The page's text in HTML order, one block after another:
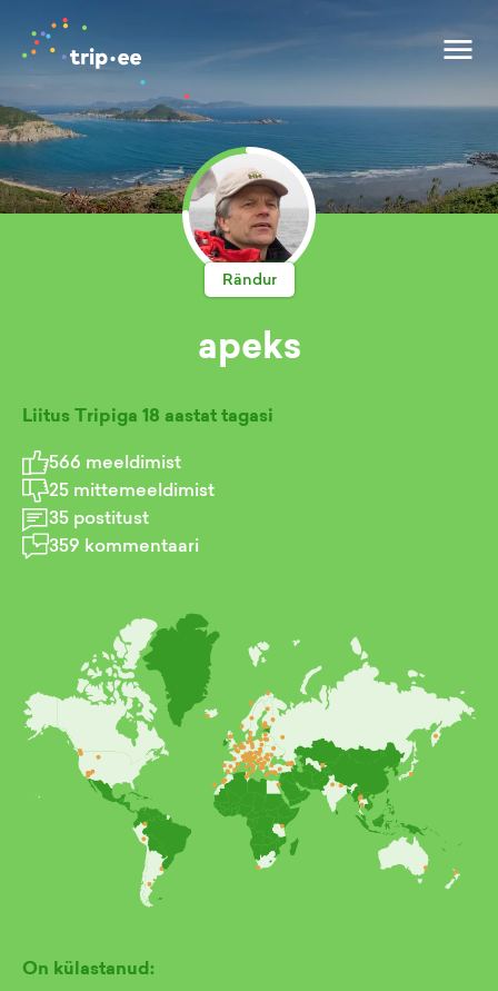
Rändur
apeks
Liitus Tripiga 18 aastat tagasi
566 meeldimist
25 mittemeeldimist
35 postitust
359 kommentaari
On külastanud: